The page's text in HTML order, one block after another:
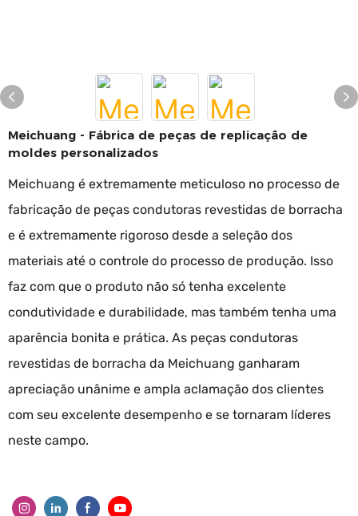
Meichuang - Fábrica de peças de replicação de
moldes personalizados
Meichuang é extremamente meticuloso no processo de
fabricação de peças condutoras revestidas de borracha
e é extremamente rigoroso desde a seleção dos
materiais até o controle do processo de produção. Isso
faz com que o produto não só tenha excelente
condutividade e durabilidade, mas também tenha uma
aparência bonita e prática. As peças condutoras
revestidas de borracha da Meichuang ganharam
apreciação unânime e ampla aclamação dos clientes
com seu excelente desempenho e se tornaram líderes
neste campo.